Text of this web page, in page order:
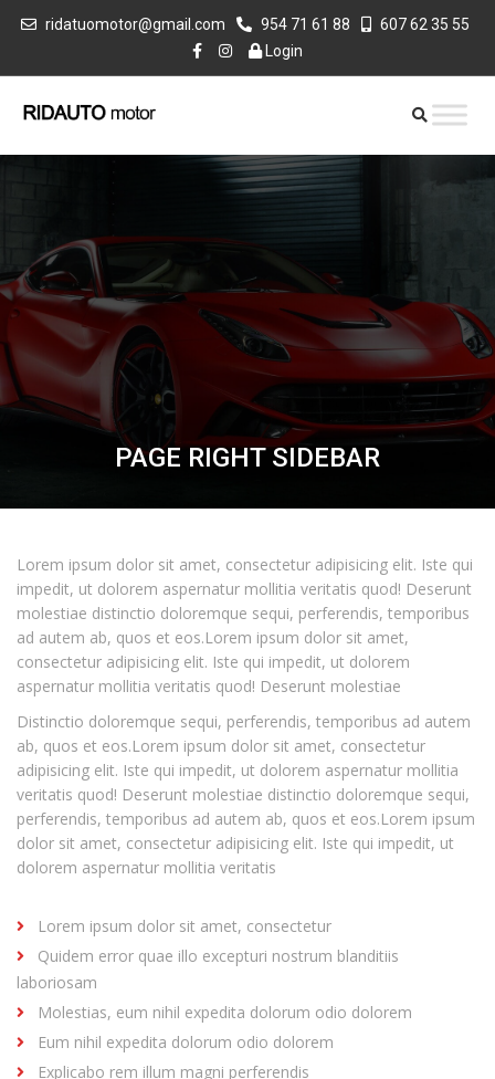
ridatuomotor@gmail.com 954 71 61 88
607 62 35 55
Login
PAGE RIGHT SIDEBAR
Lorem ipsum dolor sit amet, consectetur adipisicing elit. Iste qui
impedit, ut dolorem aspernatur mollitia veritatis quod! Deserunt
molestiae distinctio doloremque sequi, perferendis, temporibus
ad autem ab, quos et eos.Lorem ipsum dolor sit amet,
consectetur adipisicing elit. Iste qui impedit, ut dolorem
aspernatur mollitia veritatis quod! Deserunt molestiae
Distinctio doloremque sequi, perferendis, temporibus ad autem
ab, quos et eos.Lorem ipsum dolor sit amet, consectetur
adipisicing elit. Iste qui impedit, ut dolorem aspernatur mollitia
veritatis quod! Deserunt molestiae distinctio doloremque sequi,
perferendis, temporibus ad autem ab, quos et eos.Lorem ipsum
dolor sit amet, consectetur adipisicing elit. Iste qui impedit, ut
dolorem aspernatur mollitia veritatis
Lorem ipsum dolor sit amet, consectetur
Quidem error quae illo excepturi nostrum blanditiis
laboriosam
Molestias, eum nihil expedita dolorum odio dolorem
Eum nihil expedita dolorum odio dolorem
Explicabo rem illum magni perferendis